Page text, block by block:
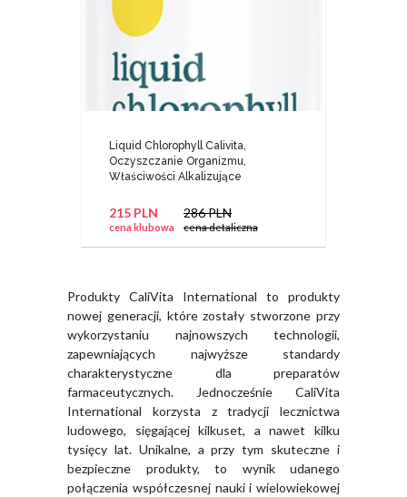
Liquid Chlorophyll Calivita,
Oczyszczanie Organizmu,
Właściwości Alkalizujące
215 PLN
cena klubowa
286 PLN
cena detaliczna
Produkty CaliVita International to produkty
nowej generacji, które zostały stworzone przy
wykorzystaniu najnowszych technologii,
zapewniających najwyższe standardy
charakterystyczne dla preparatów
farmaceutycznych. Jednocześnie CaliVita
International korzysta z tradycji lecznictwa
ludowego, sięgającej kilkuset, a nawet kilku
tysięcy lat. Unikalne, a przy tym skuteczne i
bezpieczne produkty, to wynik udanego
połączenia współczesnej nauki i wielowiekowej